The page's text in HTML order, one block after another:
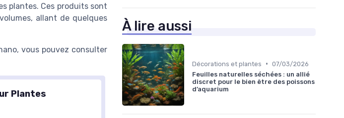
plantes. Ces produits sont
allant de quelques
vous pouvez consulter
Plantes
À lire aussi
Décorations et plantes • 07/03/2026
Feuilles naturelles séchées : un allié
discret pour le bien être des poissons
d’aquarium